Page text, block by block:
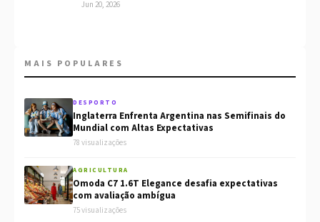
Jun 20, 2026
MAIS POPULARES
DESPORTO
Inglaterra Enfrenta Argentina nas Semifinais do
Mundial com Altas Expectativas
78 visualizações
AGRICULTURA
Omoda C7 1.6T Elegance desafia expectativas
com avaliação ambígua
75 visualizações